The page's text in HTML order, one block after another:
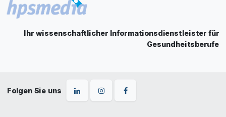
Ihr wissenschaftlicher Informationsdienstleister für
Gesundheitsberufe
Folgen Sie uns